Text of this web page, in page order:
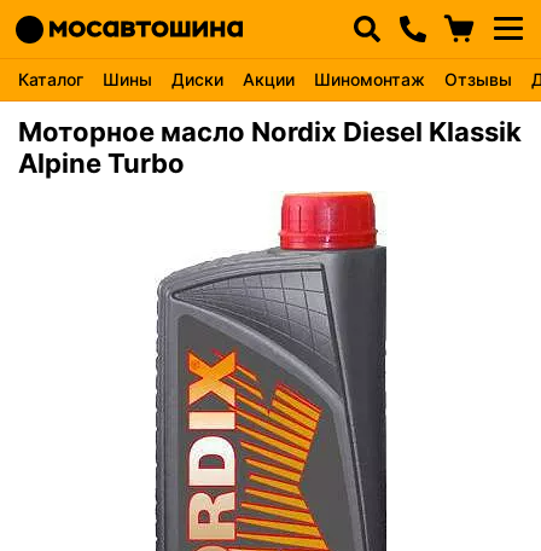
Каталог Шины Диски Акции Шиномонтаж Отзывы
Моторное масло Nordix Diesel Klassik
Alpine Turbo